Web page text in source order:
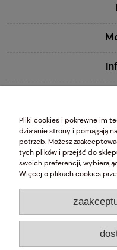
o Działalności Gospodarczej (CEIDG)
010761464
Szlachetne
Karnisze z
Karnisze
Pliki cookies i pokrewne im
działanie strony i pomagają
potrzeb. Możesz
tych plików i przejść do
swoich preferencji,
Więcej o plikach cookies